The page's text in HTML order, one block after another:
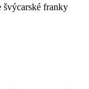
švýcarské franky